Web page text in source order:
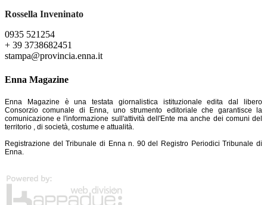
Rossella Inveninato
0935 521254
+ 39 3738682451
stampa@provincia.enna.it
Enna Magazine
Enna Magazine è una testata giornalistica istituzionale edita dal libero
Consorzio comunale di Enna, uno strumento editoriale che garantisce la
comunicazione e l'informazione sull'attività dell'Ente ma anche dei comuni del
territorio , di società, costume e attualità.
Registrazione del Tribunale di Enna n. 90 del Registro Periodici Tribunale di
Enna.